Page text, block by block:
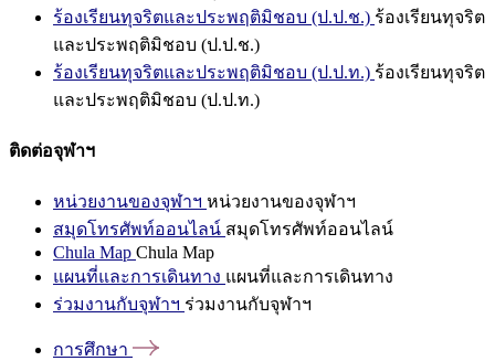
ร้องเรียนทุจริตและประพฤติมิชอบ (ป.ป.ช.) ร้องเรียนทุจริต
และประพฤติมิชอบ (ป.ป.ช.)
ร้องเรียนทุจริตและประพฤติมิชอบ (ป.ป.ท.) ร้องเรียนทุจริต
และประพฤติมิชอบ (ป.ป.ท.)
ติดต่อจุฬาฯ
หน่วยงานของจุฬาฯ หน่วยงานของจุฬาฯ
สมุดโทรศัพท์ออนไลน์ สมุดโทรศัพท์ออนไลน์
Chula Map Chula Map
แผนที่และการเดินทาง แผนที่และการเดินทาง
ร่วมงานกับจุฬาฯ ร่วมงานกับจุฬาฯ
การศึกษา